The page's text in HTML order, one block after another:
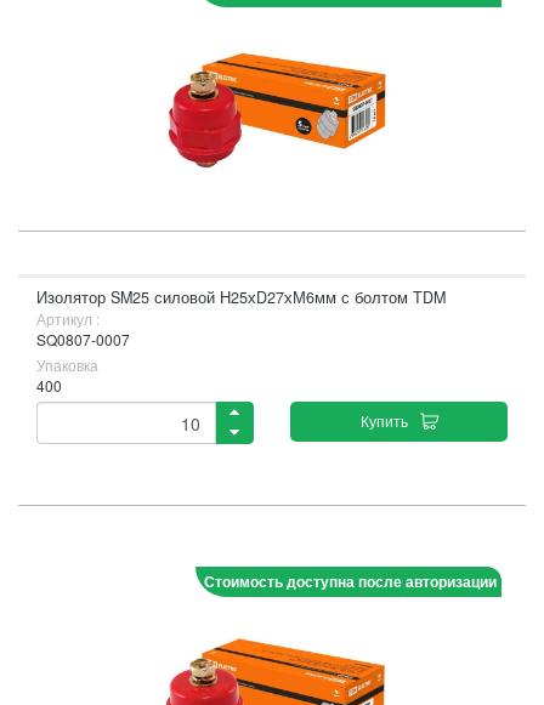
Изолятор SM25 силовой Н25хD27хМ6мм с болтом TDM
Артикул :
SQ0807-0007
Упаковка
400
Купить
Стоимость доступна после авторизации